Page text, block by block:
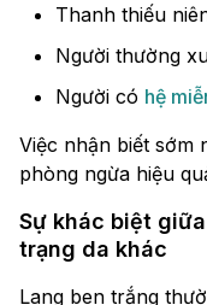
Thanh thiếu
Người thường
Người có hệ
Việc nhận biết sớm
phòng ngừa hiệu
Sự khác biệt
trạng da khác
Lang ben trắng